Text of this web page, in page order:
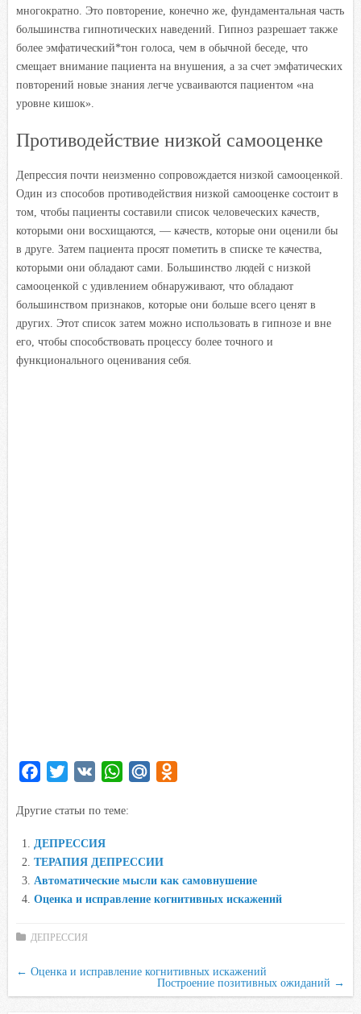
многократно. Это повторение, конечно же, фундаментальная часть
большинства гипнотических наведений. Гипноз разрешает также
более эмфатический*тон голоса, чем в обычной беседе, что
смещает внимание пациента на внушения, а за счет эмфатических
повторений новые знания легче усваиваются пациентом «на
уровне кишок».
Противодействие низкой самооценке
Депрессия почти неизменно сопровождается низкой самооценкой.
Один из способов противодействия низкой самооценке состоит в
том, чтобы пациенты составили список человеческих качеств,
которыми они восхищаются, — качеств, которые они оценили бы
в друге. Затем пациента просят пометить в списке те качества,
которыми они обладают сами. Большинство людей с низкой
самооценкой с удивлением обнаруживают, что обладают
большинством признаков, которые они больше всего ценят в
других. Этот список затем можно использовать в гипнозе и вне
его, чтобы способствовать процессу более точного и
функционального оценивания себя.
c
b
o
o
i
t
e
r
W
a
s
A
p
.
R
u
l
a
i
k
Другие статьи по теме:
ДЕПРЕССИЯ
ТЕРАПИЯ ДЕПРЕССИИ
Автоматические мысли как самовнушение
Оценка и исправление когнитивных искажений
ДЕПРЕССИЯ
← Оценка и исправление когнитивных искажений
Построение позитивных ожиданий →